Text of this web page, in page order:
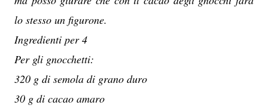
lo stesso un figurone.
Ingredienti per 4
Per gli gnocchetti:
320 g di semola di grano duro
30 g di cacao amaro